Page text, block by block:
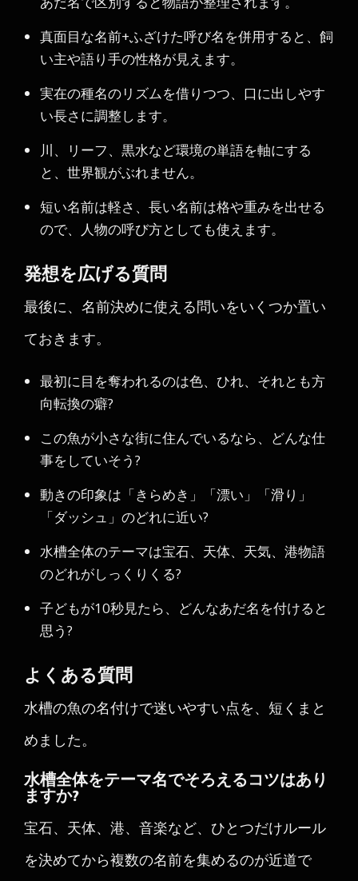
真面目な名前+ふざけた呼び名を併用すると、飼
い主や語り手の性格が見えます。
実在の種名のリズムを借りつつ、口に出しやす
い長さに調整します。
川、リーフ、黒水など環境の単語を軸にする
と、世界観がぶれません。
短い名前は軽さ、長い名前は格や重みを出せる
ので、人物の呼び方としても使えます。
発想を広げる質問
最後に、名前決めに使える問いをいくつか置い
ておきます。
最初に目を奪われるのは色、ひれ、それとも方
向転換の癖?
この魚が小さな街に住んでいるなら、どんな仕
事をしていそう?
動きの印象は「きらめき」「漂い」「滑り」
「ダッシュ」のどれに近い?
水槽全体のテーマは宝石、天体、天気、港物語
のどれがしっくりくる?
子どもが10秒見たら、どんなあだ名を付けると
思う?
よくある質問
水槽の魚の名付けで迷いやすい点を、短くまと
めました。
水槽全体をテーマ名でそろえるコツはあり
ますか?
宝石、天体、港、音楽など、ひとつだけルール
を決めてから複数の名前を集めるのが近道で